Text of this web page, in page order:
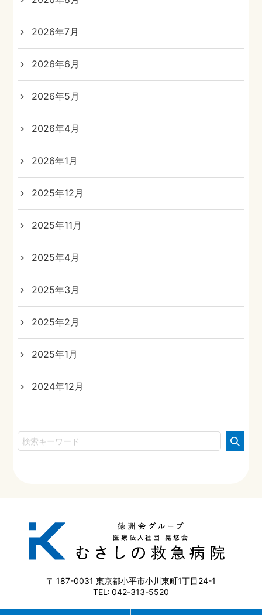
2026年7月
2026年6月
2026年5月
2026年4月
2026年1月
2025年12月
2025年11月
2025年4月
2025年3月
2025年2月
2025年1月
2024年12月
187-0031 東京都小平市小川東町1丁目24-1
042-313-5520